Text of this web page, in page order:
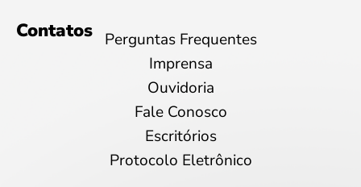
Contatos
Perguntas Frequentes
Imprensa
Ouvidoria
Fale Conosco
Escritórios
Protocolo Eletrônico